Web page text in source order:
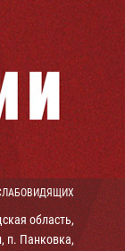
область,
п. Панковка,